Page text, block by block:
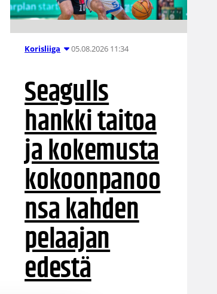
Korisliiga 05.08.2026 11:34
Seagulls
hankki taitoa
ja kokemusta
kokoonpanoo
nsa kahden
pelaajan
edestä